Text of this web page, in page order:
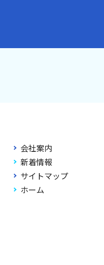
会社案内
新着情報
サイトマップ
ホーム